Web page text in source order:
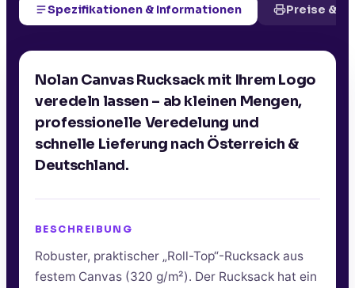
Spezifikationen & Informationen Preise &
Nolan Canvas Rucksack mit Ihrem Logo
veredeln lassen – ab kleinen Mengen,
professionelle Veredelung und
schnelle Lieferung nach Österreich &
Deutschland.
BESCHREIBUNG
Robuster, praktischer „Roll-Top“-Rucksack aus
festem Canvas (320 g/m²). Der Rucksack hat ein